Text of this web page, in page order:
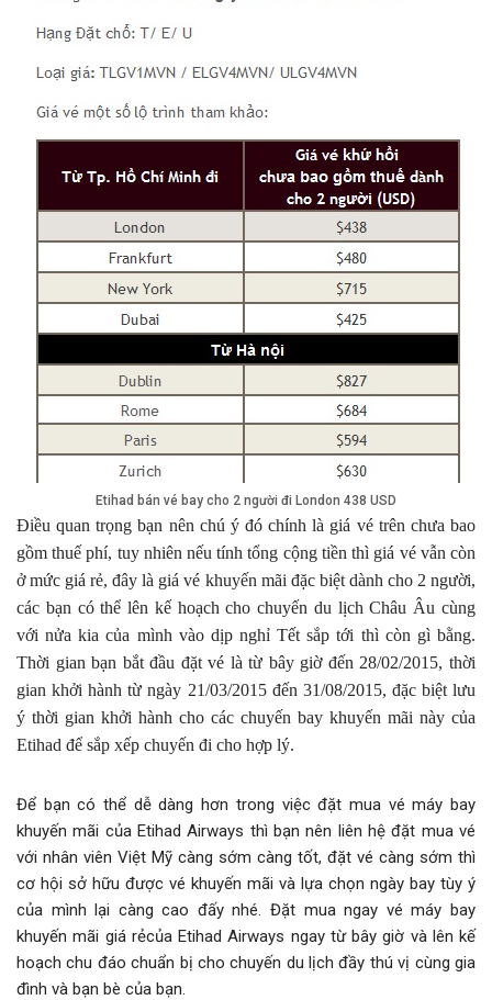
Etihad bán vé bay cho 2 người đi London 438 USD
Điều quan trọng bạn nên chú ý đó chính là giá vé trên chưa bao
gồm thuế phí, tuy nhiên nếu tính tổng cộng tiền thì giá vé vẫn còn
ở mức giá rẻ, đây là giá vé khuyến mãi đặc biệt dành cho 2 người,
các bạn có thể lên kế hoạch cho chuyến du lịch Châu Âu cùng
với nửa kia của mình vào dịp nghỉ Tết sắp tới thì còn gì bằng.
Thời gian bạn bắt đầu đặt vé là từ bây giờ đến 28/02/2015, thời
gian khởi hành từ ngày 21/03/2015 đến 31/08/2015, đặc biệt lưu
ý thời gian khởi hành cho các chuyến bay khuyến mãi này của
Etihad để sắp xếp chuyến đi cho hợp lý.
Để bạn có thể dễ dàng hơn trong việc đặt mua vé máy bay
khuyến mãi của Etihad Airways thì bạn nên liên hệ đặt mua vé
với nhân viên Việt Mỹ càng sớm càng tốt, đặt vé càng sớm thì
cơ hội sở hữu được vé khuyến mãi và lựa chọn ngày bay tùy ý
của mình lại càng cao đấy nhé. Đặt mua ngay vé máy bay
khuyến mãi giá rẻcủa Etihad Airways ngay từ bây giờ và lên kế
hoạch chu đáo chuẩn bị cho chuyến du lịch đầy thú vị cùng gia
đình và bạn bè của bạn.